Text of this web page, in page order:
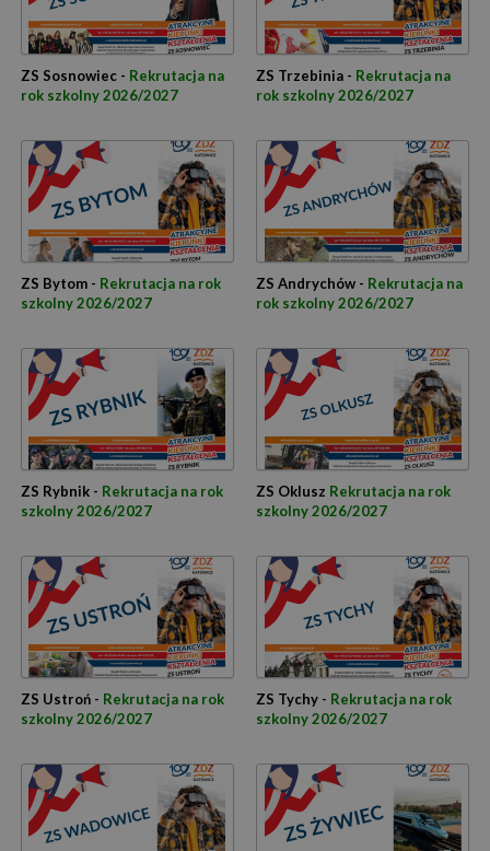
ZS Sosnowiec - Rekrutacja na
rok szkolny 2026/2027
ZS Trzebinia - Rekrutacja na
rok szkolny 2026/2027
ZS Bytom - Rekrutacja na rok
szkolny 2026/2027
ZS Andrychów - Rekrutacja na
rok szkolny 2026/2027
ZS Rybnik - Rekrutacja na rok
szkolny 2026/2027
ZS Oklusz Rekrutacja na rok
szkolny 2026/2027
ZS Ustroń - Rekrutacja na rok
szkolny 2026/2027
ZS Tychy - Rekrutacja na rok
szkolny 2026/2027